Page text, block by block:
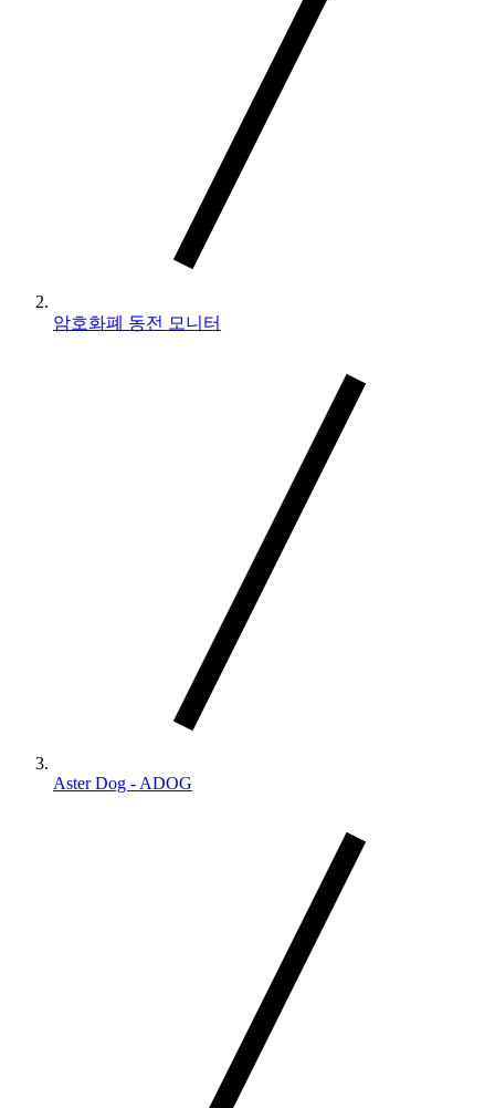
암호화폐 동전 모니터
Aster Dog - ADOG